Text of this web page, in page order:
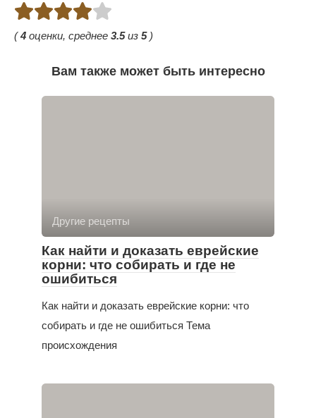
(4 оценки, среднее 3.5из 5)
Вам также может быть интересно
Другие рецепты
Как найти и доказать еврейские
корни: что собирать и где не
ошибиться
Как найти и доказать еврейские корни: что
собирать и где не ошибиться Тема
происхождения